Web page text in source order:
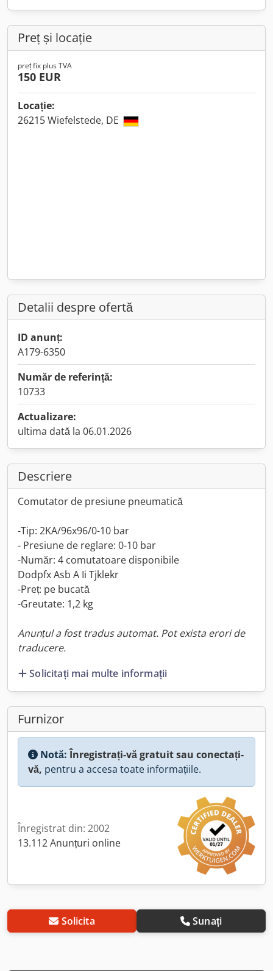
Preț și locație
preț fix plus TVA
150 EUR
Locație:
26215 Wiefelstede, DE
Detalii despre ofertă
ID anunț:
A179-6350
Număr de referință:
10733
Actualizare:
ultima dată la 06.01.2026
Descriere
Comutator de presiune pneumatică
-Tip: 2KA/96x96/0-10 bar
- Presiune de reglare: 0-10 bar
-Număr: 4 comutatoare disponibile
Dodpfx Asb A Ii Tjklekr
-Preț: pe bucată
-Greutate: 1,2 kg
Anunțul a fost tradus automat. Pot exista erori de
traducere.
Solicitați mai multe informații
Furnizor
Notă:Înregistrați-vă gratuit sau conectați-
vă, pentru a accesa toate informațiile.
Înregistrat din: 2002
13.112 Anunțuri online
Solicita Sunați